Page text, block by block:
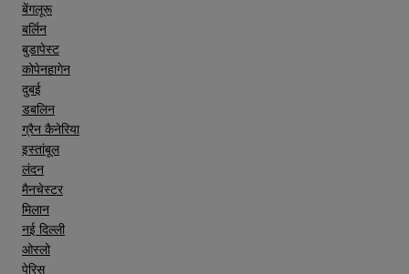
बेंगलूरू
बर्लिन
बुडापेस्ट
कोपेनहागेन
दुबई
डबलिन
ग्रैन कैनेरिया
इस्तांबूल
लंदन
मैनचेस्टर
मिलान
नई दिल्ली
ओस्लो